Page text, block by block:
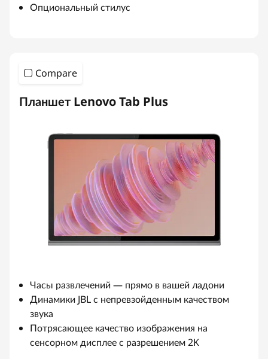
Опциональный стилус
Compare
Планшет Lenovo Tab Plus
Часы развлечений — прямо в вашей ладони
Динамики JBL с непревзойденным качеством
звука
Потрясающее качество изображения на
сенсорном дисплее с разрешением 2K